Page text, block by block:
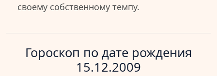
своему собственному темпу.
Гороскоп по дате рождения
15.12.2009